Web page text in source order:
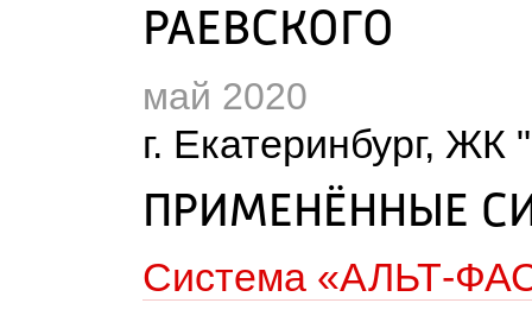
РАЕВСКОГО
май 2020
г. Екатеринбург,
ПРИМЕНЁННЫЕ
Система «АЛЬТ-